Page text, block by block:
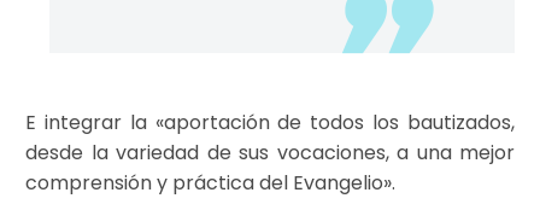
E integrar la «aportación de todos los bautizados,
desde la variedad de sus vocaciones, a una mejor
comprensión y práctica del Evangelio».